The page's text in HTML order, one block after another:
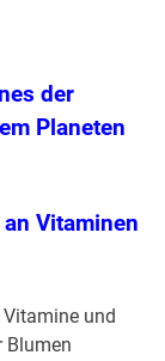
der
Planeten
Vitaminen
Vitamine und
Blumen